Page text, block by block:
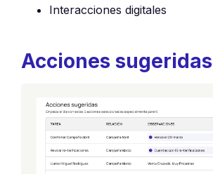
Interacciones digitales
Acciones sugeridas